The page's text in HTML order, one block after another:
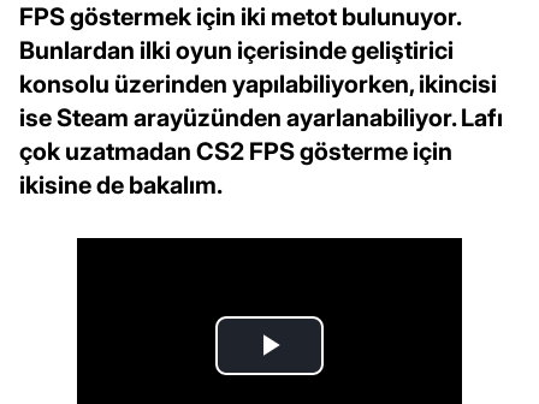
FPS göstermek için iki metot bulunuyor.
Bunlardan ilki oyun içerisinde geliştirici
konsolu üzerinden yapılabiliyorken, ikincisi
ise Steam arayüzünden ayarlanabiliyor. Lafı
çok uzatmadan CS2 FPS gösterme için
ikisine de bakalım.